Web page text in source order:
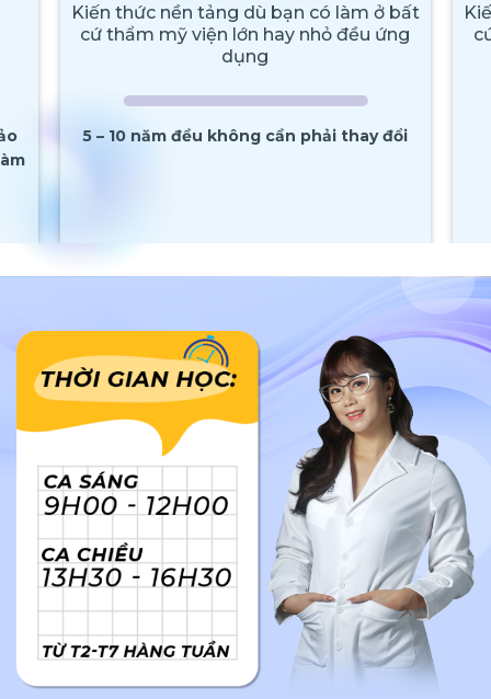
Kiến thức nền tảng dù bạn có làm ở bất
cứ thẩm mỹ viện lớn hay nhỏ đều ứng
dụng
5 – 10 năm đều không cần phải thay đổi